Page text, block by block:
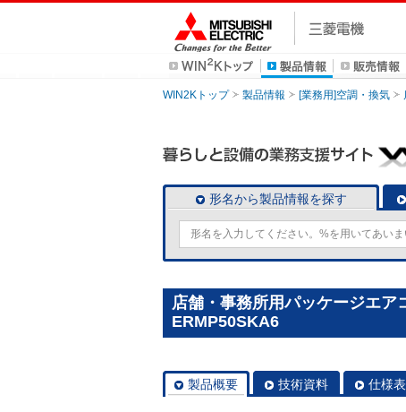
WIN2Kトップ 製品情報 [業務用]空調・換気
形名から製品情報を探す
店舗・事務所用パッケージエ
ERMP50SKA6
製品概要 技術資料 仕様表